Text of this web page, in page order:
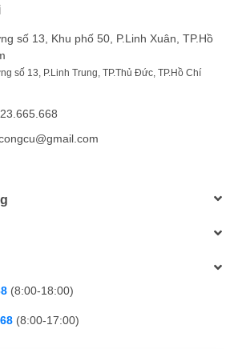
số 13, Khu phố 50, P.Linh Xuân, TP.Hồ
số 13, P.Linh Trung, TP.Thủ Đức, TP.Hồ Chí
(8:00-18:00)
(8:00-17:00)